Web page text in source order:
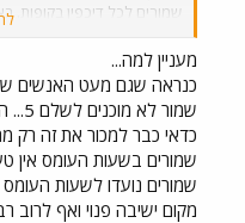
שמורים לכל דיכפין
השמורים, כי ימכור מקומות
כמו באוטובוס) למי שלאחר
מחמישה ש"ח כדי שלא להימחץ
השמורים ועדיין מי שמוכן
ברכבות העמוסות של ימי
בלתי אפשרי לפלס את הדרך
הרכבת היום (וכך אעשה
למכונית בחניה ותרמתי את
באדיבות רכבת ישראל.
מעניין למה...
כדאי כבר למכור את זה רק
שמורים בשעות העומס אין
מקום ישיבה פנוי ואף לרוב